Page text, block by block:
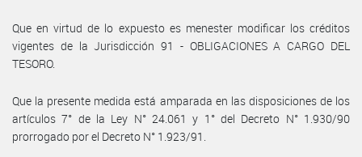
Que en virtud de lo expuesto es menester modificar los créditos
vigentes de la Jurisdicción 91 - OBLIGACIONES A CARGO DEL
TESORO.
Que la presente medida está amparada en las disposiciones de los
artículos 7° de la Ley N° 24.061 y 1° del Decreto N° 1.930/90
prorrogado por el Decreto N° 1.923/91.